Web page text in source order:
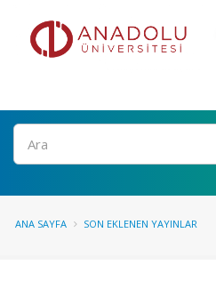
Ara
ANA SAYFA SON EKLENEN YAYINLAR